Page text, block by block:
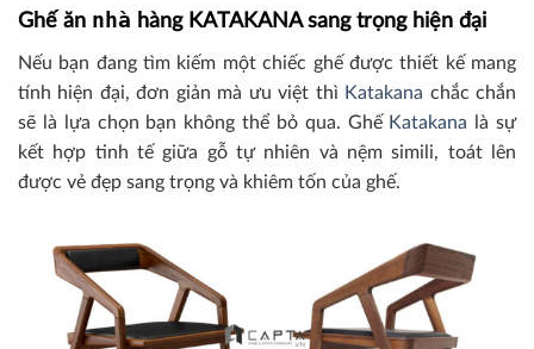
Ghế ăn nhà hàng KATAKANA sang trọng hiện đại
Nếu bạn đang tìm kiếm một chiếc ghế được thiết kế mang
tính hiện đại, đơn giản mà ưu việt thì Katakana chắc chắn
sẽ là lựa chọn bạn không thể bỏ qua. Ghế Katakana là sự
kết hợp tinh tế giữa gỗ tự nhiên và nệm simili, toát lên
được vẻ đẹp sang trọng và khiêm tốn của ghế.